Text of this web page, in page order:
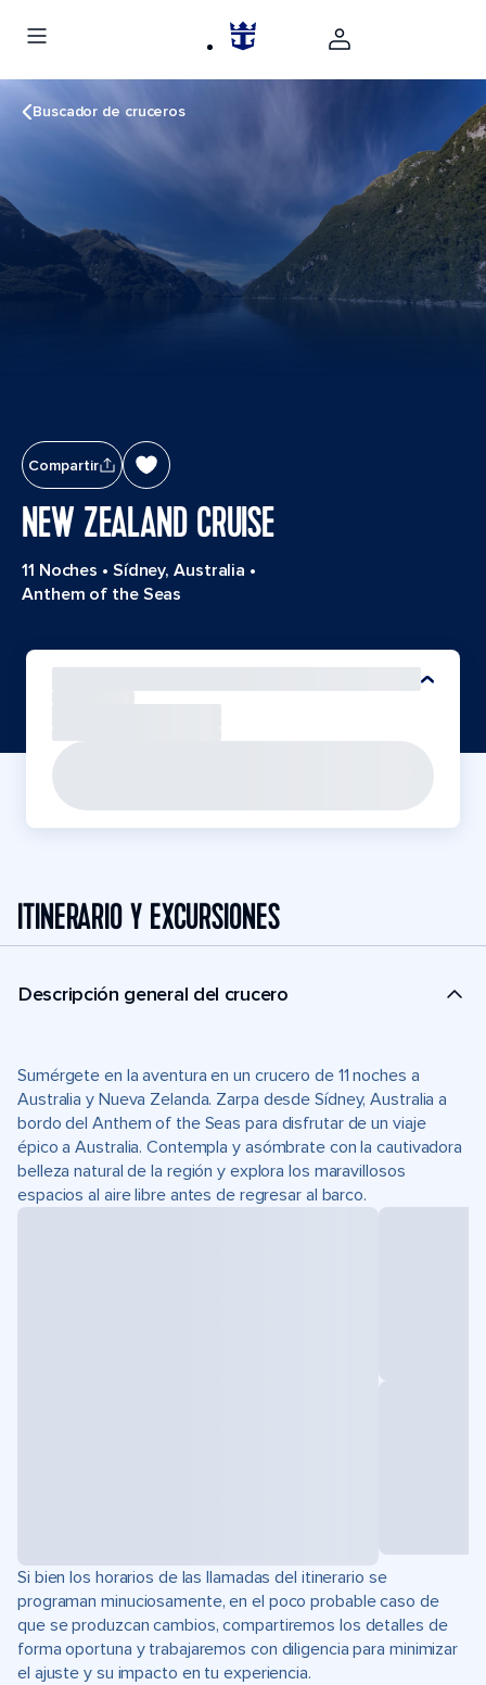
Buscador de cruceros
Compartir
NEW ZEALAND CRUISE
11 Noches • Sídney, Australia •
Anthem of the Seas
ITINERARIO Y EXCURSIONES
Descripción general del crucero
Sumérgete en la aventura en un crucero de 11 noches a
Australia y Nueva Zelanda. Zarpa desde Sídney, Australia a
bordo del Anthem of the Seas para disfrutar de un viaje
épico a Australia. Contempla y asómbrate con la cautivadora
belleza natural de la región y explora los maravillosos
espacios al aire libre antes de regresar al barco.
Si bien los horarios de las llamadas del itinerario se
programan minuciosamente, en el poco probable caso de
que se produzcan cambios, compartiremos los detalles de
forma oportuna y trabajaremos con diligencia para minimizar
el ajuste y su impacto en tu experiencia.